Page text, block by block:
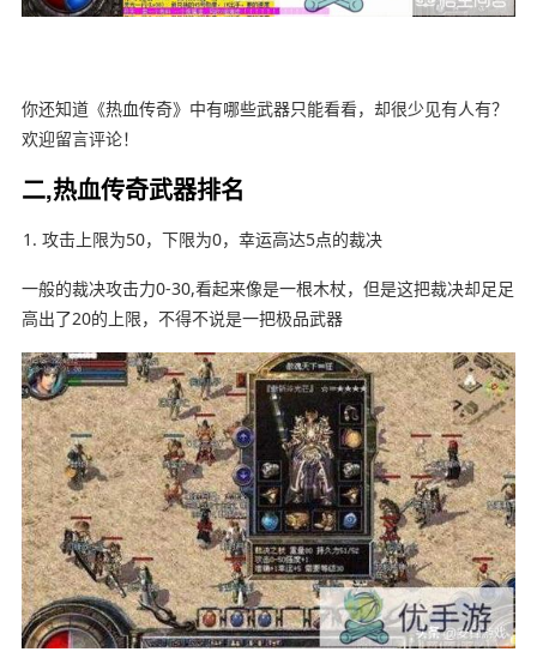
你还知道《热血传奇》中有哪些武器只能看看，却很少见有人有？
欢迎留言评论！
二,热血传奇武器排名
攻击上限为50，下限为0，幸运高达5点的裁决
一般的裁决攻击力0-30,看起来像是一根木杖，但是这把裁决却足足
高出了20的上限，不得不说是一把极品武器